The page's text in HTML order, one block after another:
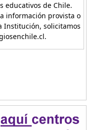
educativos de Chile.
información provista o
Institución, solicitamos